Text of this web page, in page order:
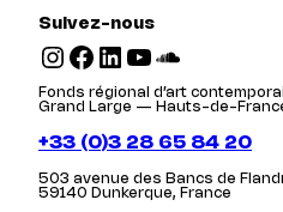
Suivez-nous
Instagram Facebook LinkedIn YouTube SoundCloud
Fonds régional d’art
Grand Large — Hauts-de-
+33 (0)3 28 65 84 20
503 avenue des Bancs de
59140 Dunkerque, France